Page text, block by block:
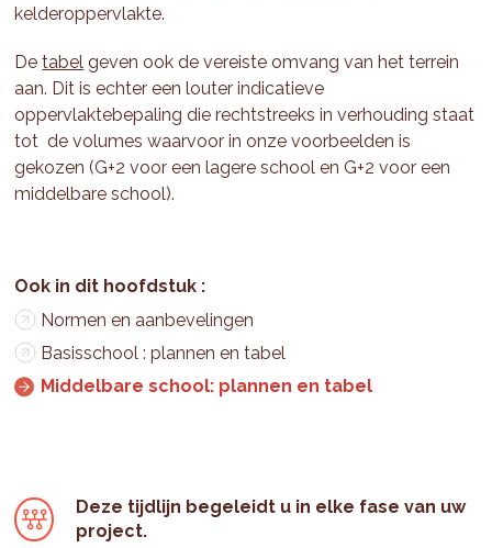
kelderoppervlakte.
Detabel geven ook de vereiste omvang van het terrein
aan. Dit is echter een louter indicatieve
oppervlaktebepaling die rechtstreeks in verhouding staat
tot de volumes waarvoor in onze voorbeelden is
gekozen (G+2 voor een lagere school en G+2 voor een
middelbare school).
Normen en aanbevelingen
Basisschool : plannen en tabel
Middelbare school: plannen en tabel
Deze tijdlijn begeleidt u in elke fase van uw
project.